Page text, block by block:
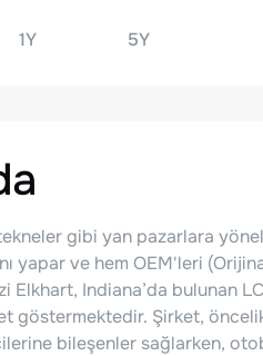
1Y 5Y
gibi yan pazarlara
yapar ve hem OEM'leri
Elkhart, Indiana’da bulunan
göstermektedir. Şirket,
bileşenler sağlarken,